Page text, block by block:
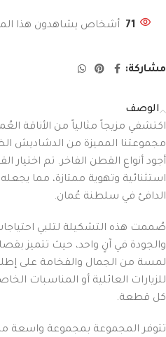
71 أشخاص يشاهدون هذا
مشاركة:
الوصف
اكتشفي مزيجاً مثالياً من الأناقة
مجموعتنا المميزة من الدشاديش
أجود أنواع القطن الفاخر. تم
استثنائية وتهوية ممتازة، مما
الدافئ في سلطنة عُمان.
صُممت هذه التشكيلة لتلبي احتياجات
والجودة في آنٍ واحد، حيث تتميز
لمسة من الجمال والفخامة على
للزيارات العائلية أو المناسبات
كل قطعة.
تتوفر المجموعة بمجموعة واسعة من